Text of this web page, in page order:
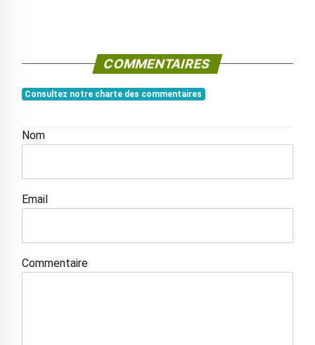
COMMENTAIRES
Consultez notre charte des commentaires
Nom
Email
Commentaire